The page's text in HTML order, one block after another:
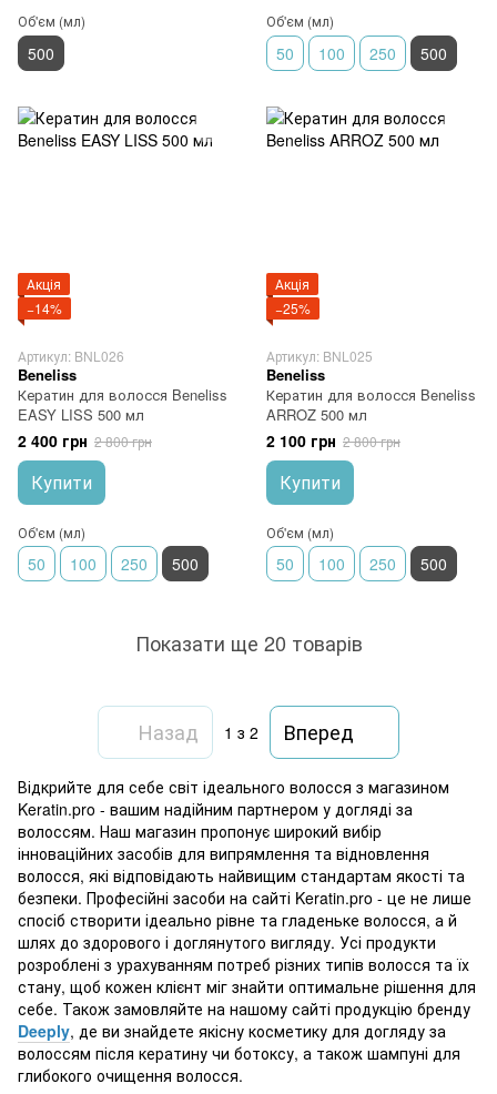
Об'єм (мл)
500
Об'єм (мл)
50 100 250 500
Акція
−14%
Артикул: BNL026
Beneliss
Кератин для волосся Beneliss
EASY LISS 500 мл
2 400 грн 2 800 грн
Купити
Об'єм (мл)
50 100 250 500
Акція
−25%
Артикул: BNL025
Beneliss
Кератин для волосся Beneliss
ARROZ 500 мл
2 100 грн 2 800 грн
Купити
Об'єм (мл)
50 100 250 500
Показати ще 20 товарів
Назад 1 з 2 Вперед
Відкрийте для себе світ ідеального волосся з магазином
Keratin.pro - вашим надійним партнером у догляді за
волоссям. Наш магазин пропонує широкий вибір
інноваційних засобів для випрямлення та відновлення
волосся, які відповідають найвищим стандартам якості та
безпеки. Професійні засоби на сайті Keratin.pro - це не лише
спосіб створити ідеально рівне та гладеньке волосся, а й
шлях до здорового і доглянутого вигляду. Усі продукти
розроблені з урахуванням потреб різних типів волосся та їх
стану, щоб кожен клієнт міг знайти оптимальне рішення для
себе. Також замовляйте на нашому сайті продукцію бренду
Deeply, де ви знайдете якісну косметику для догляду за
волоссям після кератину чи ботоксу, а також шампуні для
глибокого очищення волосся.